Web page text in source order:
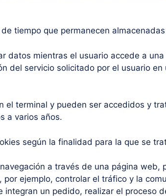
tiempo que permanecen
datos mientras el usuario accede a
del servicio solicitado por el usuario
el terminal y pueden ser accedidos y
a varios años.
según la finalidad para la que se
a través de una página
ejemplo, controlar el tráfico y la
un pedido, realizar el proceso